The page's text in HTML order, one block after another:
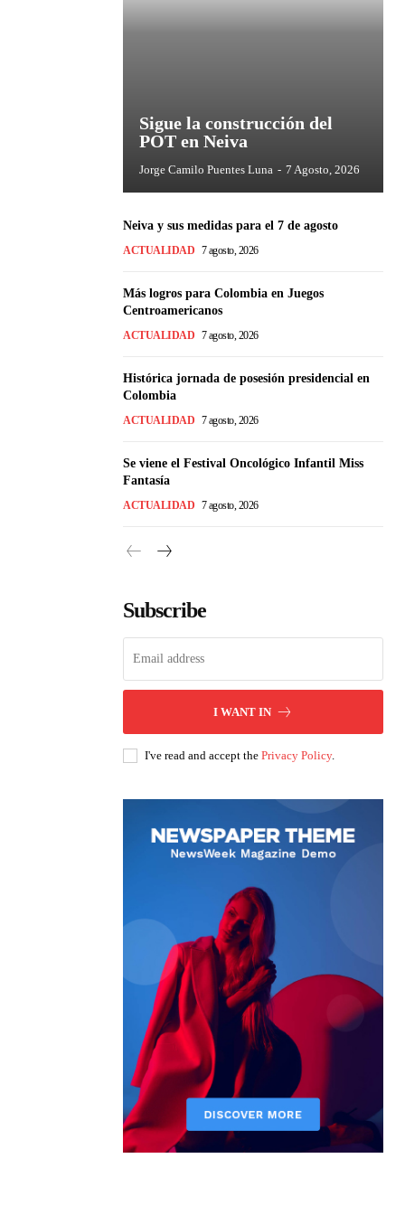
Sigue la construcción del
POT en Neiva
Jorge Camilo Puentes Luna - 7 Agosto, 2026
Neiva y sus medidas para el 7 de agosto
ACTUALIDAD 7 agosto, 2026
Más logros para Colombia en Juegos
Centroamericanos
ACTUALIDAD 7 agosto, 2026
Histórica jornada de posesión presidencial en
Colombia
ACTUALIDAD 7 agosto, 2026
Se viene el Festival Oncológico Infantil Miss
Fantasía
ACTUALIDAD 7 agosto, 2026
Subscribe
I WANT IN
I've read and accept the Privacy Policy.